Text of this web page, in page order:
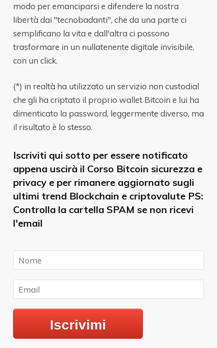
modo per emanciparsi e difendere la nostra
libertà dai "tecnobadanti", che da una parte ci
semplificano la vita e dall'altra ci possono
trasformare in un nullatenente digitale invisibile,
con un click.
(*) in realtà ha utilizzato un servizio non custodial
che gli ha criptato il proprio wallet Bitcoin e lui ha
dimenticato la password, leggermente diverso, ma
il risultato è lo stesso.
Iscriviti qui sotto per essere notificato
appena uscirà il Corso Bitcoin sicurezza e
privacy e per rimanere aggiornato sugli
ultimi trend Blockchain e criptovalute PS:
Controlla la cartella SPAM se non ricevi
l'email
Iscrivimi